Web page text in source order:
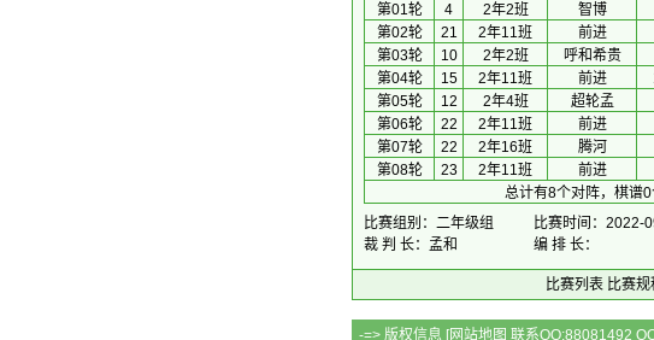
第01轮
4 2年2班 智博
第02轮
21 2年11班 前进
第03轮
10 2年2班 呼和希贵
第04轮
15 2年11班 前进
第05轮
12 2年4班 超轮孟
第06轮
22 2年11班 前进
第07轮
22 2年16班 腾河
第08轮
23 2年11班 前进
总计有8个对阵，棋谱
比赛组别：二年级组
比赛时间：2022-
裁 判 长：孟和
编 排 长：
比赛列表 比赛规
-=> 版权信息 [网站地图 联系QQ:88081492